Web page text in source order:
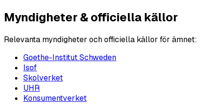
Myndigheter & officiella källor
Relevanta myndigheter och officiella källor för ämnet:
Goethe-Institut Schweden
Isof
Skolverket
UHR
Konsumentverket